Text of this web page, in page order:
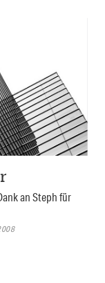
an Steph für